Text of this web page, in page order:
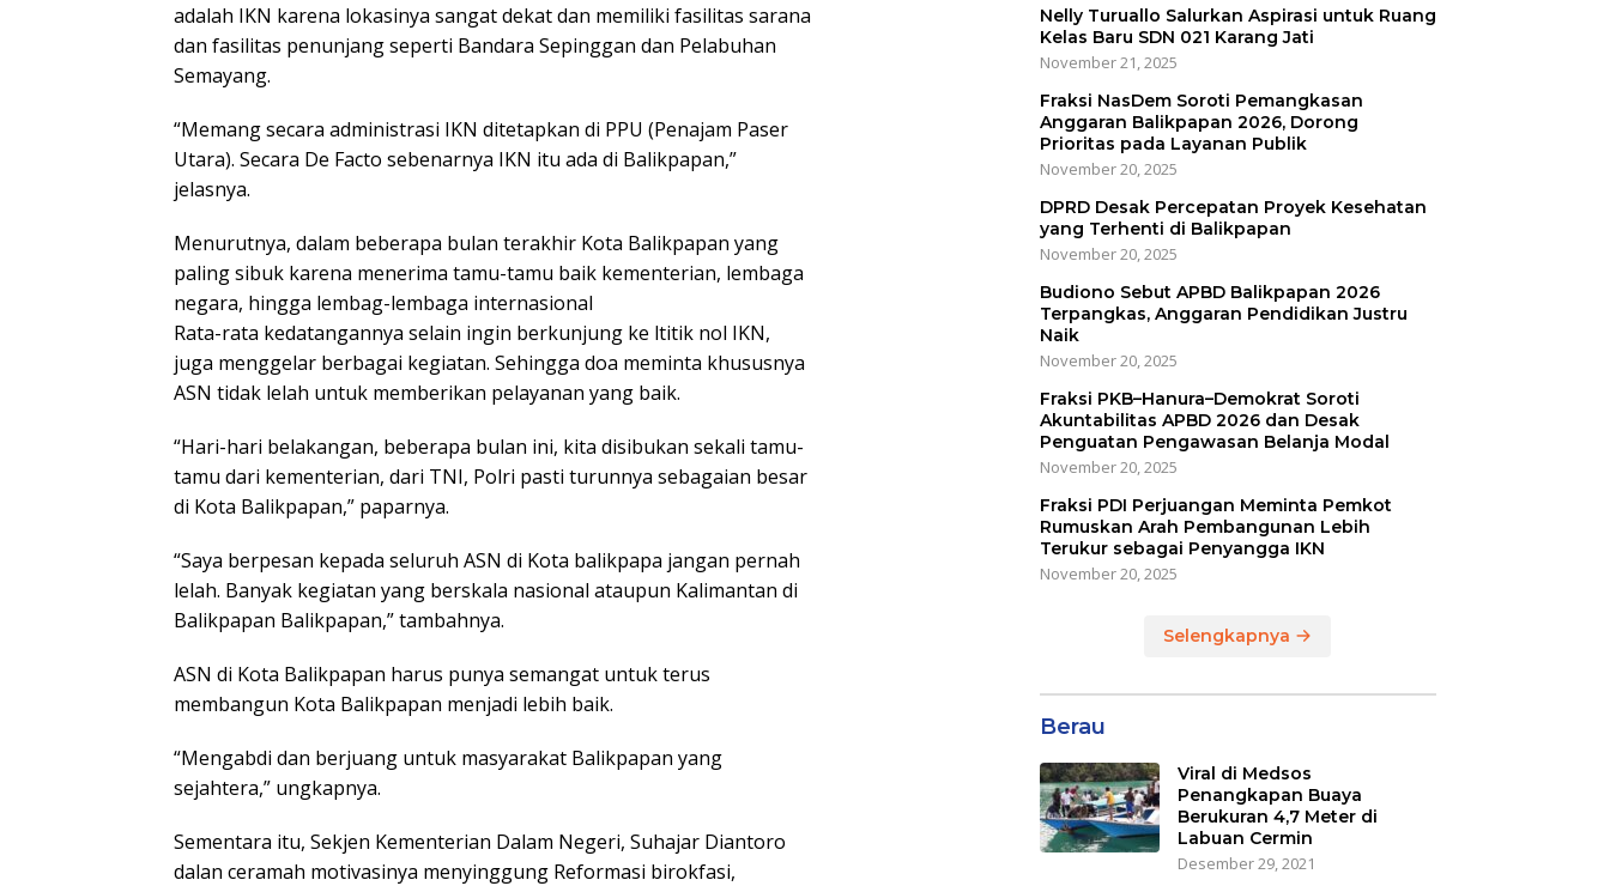
adalah IKN karena lokasinya sangat dekat dan memiliki fasilitas sarana
dan fasilitas penunjang seperti Bandara Sepinggan dan Pelabuhan
Semayang.
“Memang secara administrasi IKN ditetapkan di PPU (Penajam Paser
Utara). Secara De Facto sebenarnya IKN itu ada di Balikpapan,”
jelasnya.
Menurutnya, dalam beberapa bulan terakhir Kota Balikpapan yang
paling sibuk karena menerima tamu-tamu baik kementerian, lembaga
negara, hingga lembag-lembaga internasional
Rata-rata kedatangannya selain ingin berkunjung ke ltitik nol IKN,
juga menggelar berbagai kegiatan. Sehingga doa meminta khususnya
ASN tidak lelah untuk memberikan pelayanan yang baik.
“Hari-hari belakangan, beberapa bulan ini, kita disibukan sekali tamu-
tamu dari kementerian, dari TNI, Polri pasti turunnya sebagaian besar
di Kota Balikpapan,” paparnya.
“Saya berpesan kepada seluruh ASN di Kota balikpapa jangan pernah
lelah. Banyak kegiatan yang berskala nasional ataupun Kalimantan di
Balikpapan Balikpapan,” tambahnya.
ASN di Kota Balikpapan harus punya semangat untuk terus
membangun Kota Balikpapan menjadi lebih baik.
“Mengabdi dan berjuang untuk masyarakat Balikpapan yang
sejahtera,” ungkapnya.
Sementara itu, Sekjen Kementerian Dalam Negeri, Suhajar Diantoro
dalan ceramah motivasinya menyinggung Reformasi birokfasi,
Nelly Turuallo Salurkan Aspirasi untuk Ruang
Kelas Baru SDN 021 Karang Jati
November 21, 2025
Fraksi NasDem Soroti Pemangkasan
Anggaran Balikpapan 2026, Dorong
Prioritas pada Layanan Publik
November 20, 2025
DPRD Desak Percepatan Proyek Kesehatan
yang Terhenti di Balikpapan
November 20, 2025
Budiono Sebut APBD Balikpapan 2026
Terpangkas, Anggaran Pendidikan Justru
Naik
November 20, 2025
Fraksi PKB–Hanura–Demokrat Soroti
Akuntabilitas APBD 2026 dan Desak
Penguatan Pengawasan Belanja Modal
November 20, 2025
Fraksi PDI Perjuangan Meminta Pemkot
Rumuskan Arah Pembangunan Lebih
Terukur sebagai Penyangga IKN
November 20, 2025
Selengkapnya
Berau
Viral di Medsos
Penangkapan Buaya
Berukuran 4,7 Meter di
Labuan Cermin
Desember 29, 2021